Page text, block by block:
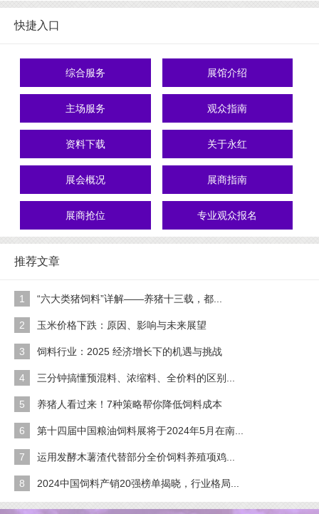
快捷入口
综合服务 展馆介绍
主场服务 观众指南
资料下载 关于永红
展会概况 展商指南
展商抢位 专业观众报名
推荐文章
1 “六大类猪饲料”详解——养猪十三载，都...
2 玉米价格下跌：原因、影响与未来展望
3 饲料行业：2025 经济增长下的机遇与挑战
4 三分钟搞懂预混料、浓缩料、全价料的区别...
5 养猪人看过来！7种策略帮你降低饲料成本
6 第十四届中国粮油饲料展将于2024年5月在南...
7 运用发酵木薯渣代替部分全价饲料养殖项鸡...
8 2024中国饲料产销20强榜单揭晓，行业格局...